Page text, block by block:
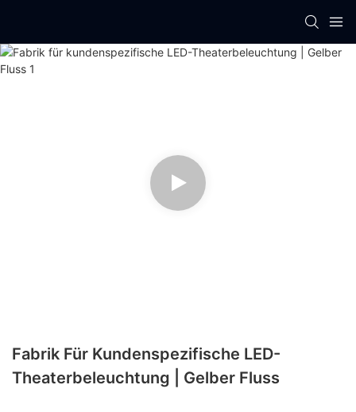
Fabrik Für Kundenspezifische LED-
Theaterbeleuchtung | Gelber Fluss